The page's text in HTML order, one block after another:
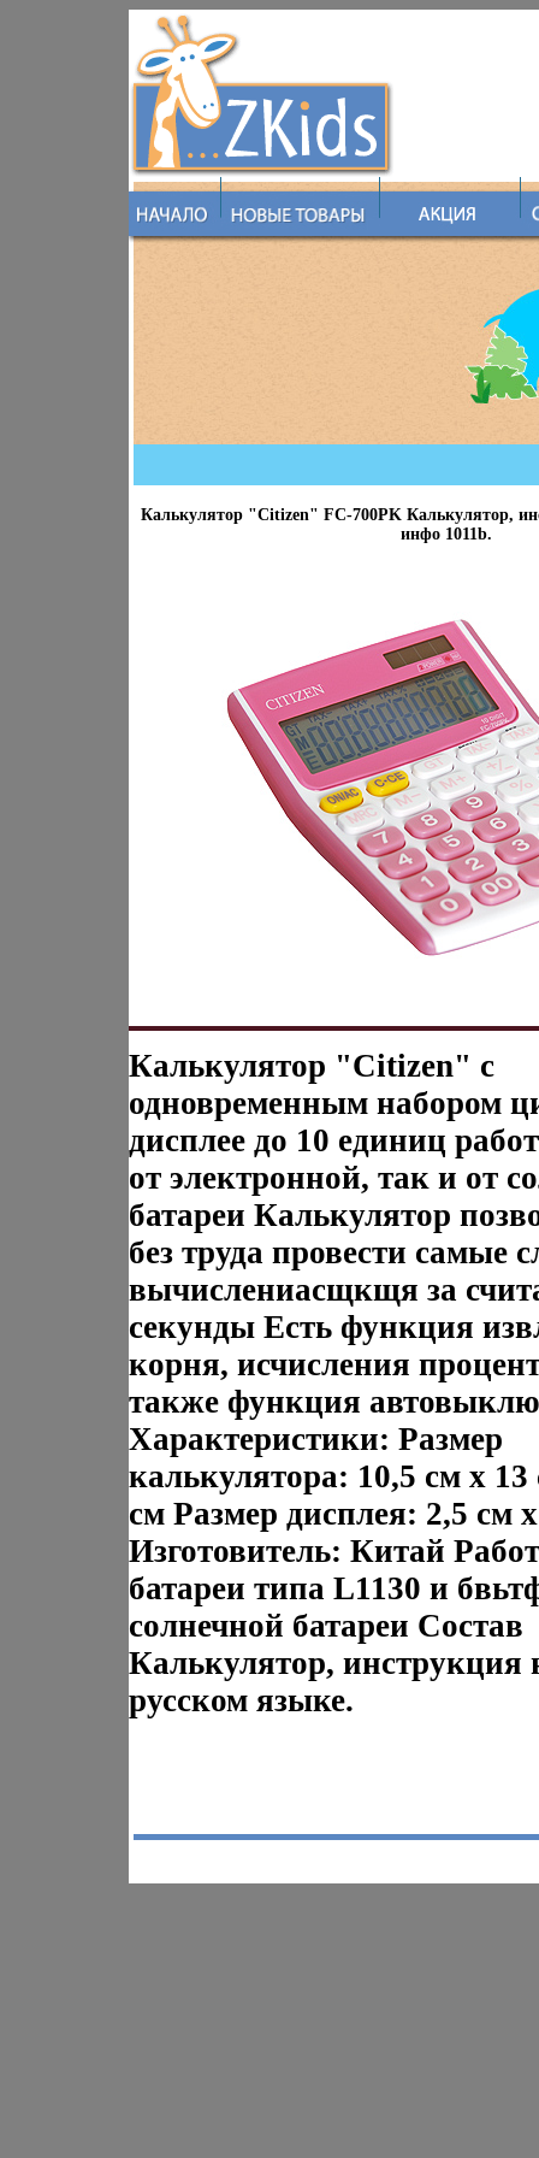
Калькулятор "Citizen" FC-700PK Калькулятор,
инфо 1011b.
Калькулятор "Citizen" с
одновременным набором
дисплее до 10 единиц
от электронной, так и от
батареи Калькулятор
без труда провести самые
вычислениасщкщя за
секунды Есть функция
корня, исчисления
также функция
Характеристики: Размер
калькулятора: 10,5 см х 13
см Размер дисплея: 2,5 см
Изготовитель: Китай
батареи типа L1130 и
солнечной батареи Состав
Калькулятор, инструкция
русском языке.